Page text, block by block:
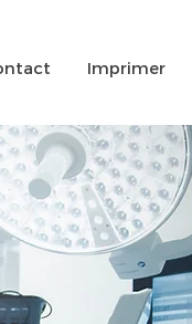
Imprimer